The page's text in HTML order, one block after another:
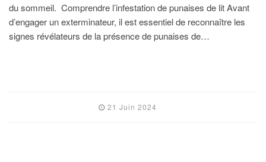
du sommeil. Comprendre l’infestation de punaises de lit Avant
d’engager un exterminateur, il est essentiel de reconnaître les
signes révélateurs de la présence de punaises de…
21 Juin 2024